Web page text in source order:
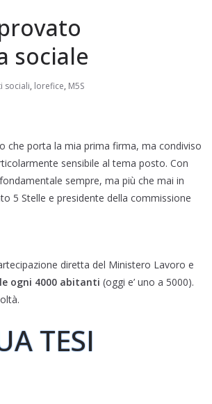
sociale
sociali, lorefice, M5S
che porta la mia prima firma, ma condiviso
sensibile al tema posto. Con
sempre, ma più che mai in
5 Stelle e presidente della commissione
diretta del Ministero Lavoro e
ogni 4000 abitanti (oggi e’ uno a 5000).
TESI